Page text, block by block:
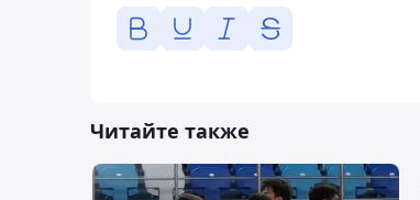
Читайте также